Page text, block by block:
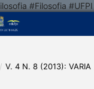
#Filosofia
/ V. 4 N. 8 (2013): VARIA